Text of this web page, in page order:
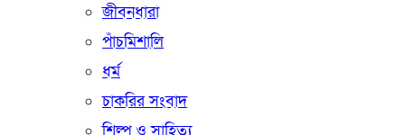
জীবনধারা
পাঁচমিশালি
ধর্ম
চাকরির সংবাদ
শিল্প ও সাহিত্য